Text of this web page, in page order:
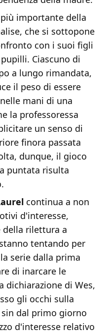
importante della
che si sottopone
con i suoi figli
Ciascuno di
a lungo rimandata,
il peso di essere
mani di una
la professoressa
un senso di
finora passata
dunque, il gioco
puntata risulta
continua a non
d'interesse,
della rilettura a
tentando per
serie dalla prima
di inarcare le
dichiarazione di Wes,
gli occhi sulla
dal primo giorno
d'interesse relativo